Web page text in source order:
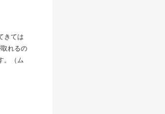
きては
れるの
。（ム